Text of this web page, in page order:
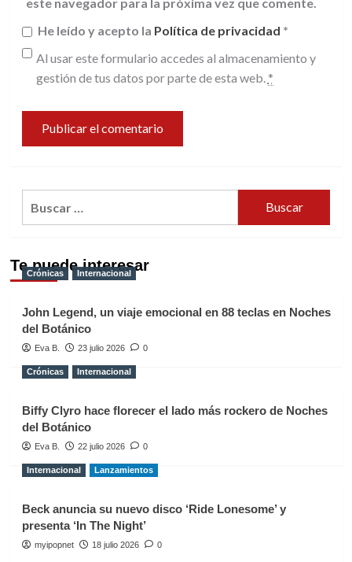
He leído y acepto la Política de privacidad *
Al usar este formulario accedes al almacenamiento y
gestión de tus datos por parte de esta web. *
Te puede interesar
Crónicas Internacional
John Legend, un viaje emocional en 88 teclas en Noches
del Botánico
Eva B. 23 julio 2026 0
Crónicas Internacional
Biffy Clyro hace florecer el lado más rockero de Noches
del Botánico
Eva B. 22 julio 2026 0
Internacional Lanzamientos
Beck anuncia su nuevo disco ‘Ride Lonesome’ y
presenta ‘In The Night’
myipopnet 18 julio 2026 0